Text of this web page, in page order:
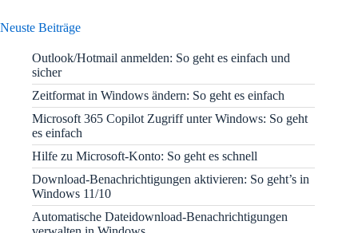
Neuste Beiträge
Outlook/Hotmail anmelden: So geht es einfach und
sicher
Zeitformat in Windows ändern: So geht es einfach
Microsoft 365 Copilot Zugriff unter Windows: So geht
es einfach
Hilfe zu Microsoft-Konto: So geht es schnell
Download-Benachrichtigungen aktivieren: So geht’s in
Windows 11/10
Automatische Dateidownload-Benachrichtigungen